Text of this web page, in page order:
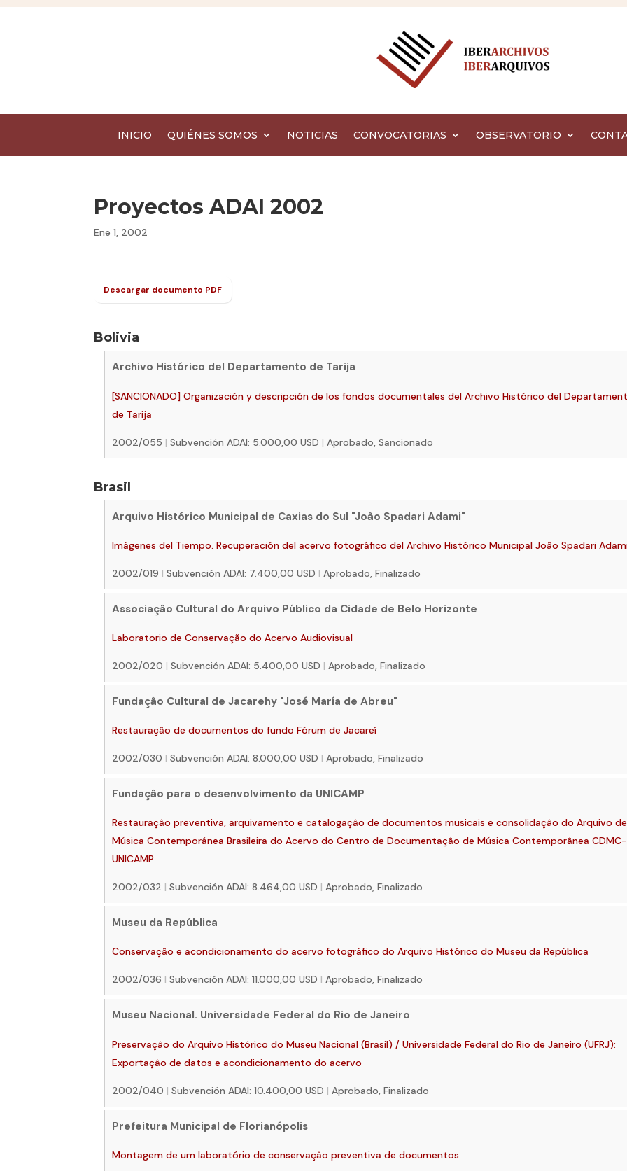
INICIO QUIÉNES SOMOS NOTICIAS CONVOCATORIAS OBSERVATORIO
Proyectos ADAI 2002
Ene 1, 2002
Descargar documento PDF
Bolivia
Archivo Histórico del Departamento de Tarija
[SANCIONADO] Organización y descripción de los fondos documentales del Archivo Histórico del
de Tarija
2002/055 | Subvención ADAI: 5.000,00 USD | Aprobado, Sancionado
Brasil
Arquivo Histórico Municipal de Caxias do Sul "Joâo Spadari Adami"
Imágenes del Tiempo. Recuperación del acervo fotográfico del Archivo Histórico Municipal Joâo Spadari
2002/019 | Subvención ADAI: 7.400,00 USD | Aprobado, Finalizado
Associaçâo Cultural do Arquivo Público da Cidade de Belo Horizonte
Laboratorio de Conservação do Acervo Audiovisual
2002/020 | Subvención ADAI: 5.400,00 USD | Aprobado, Finalizado
Fundaçâo Cultural de Jacarehy "José María de Abreu"
Restauraçâo de documentos do fundo Fórum de Jacareí
2002/030 | Subvención ADAI: 8.000,00 USD | Aprobado, Finalizado
Fundaçâo para o desenvolvimento da UNICAMP
Restauraçâo preventiva, arquivamento e catalogaçâo de documentos musicais e consolidaçâo do Arquivo de
Música Contemporánea Brasileira do Acervo do Centro de Documentaçâo de Música Contemporânea CDMC-
UNICAMP
2002/032 | Subvención ADAI: 8.464,00 USD | Aprobado, Finalizado
Museu da República
Conservaçâo e acondicionamento do acervo fotográfico do Arquivo Histórico do Museu da República
2002/036 | Subvención ADAI: 11.000,00 USD | Aprobado, Finalizado
Museu Nacional. Universidade Federal do Rio de Janeiro
Preservaçâo do Arquivo Histórico do Museu Nacional (Brasil) / Universidade Federal do Rio de Janeiro (UFRJ):
Exportaçâo de datos e acondicionamento do acervo
2002/040 | Subvención ADAI: 10.400,00 USD | Aprobado, Finalizado
Prefeitura Municipal de Florianópolis
Montagem de um laboratório de conservaçâo preventiva de documentos